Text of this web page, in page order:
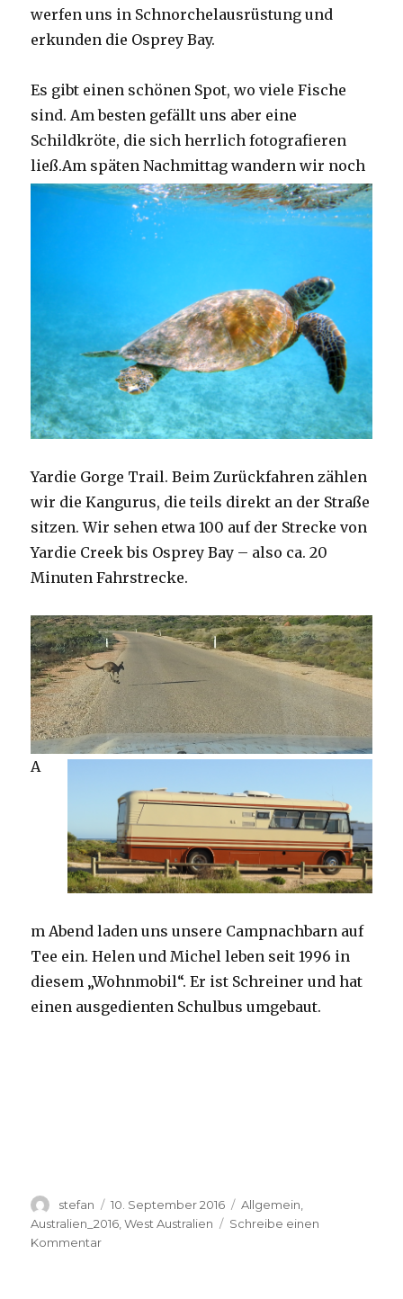
werfen uns in Schnorchelausrüstung und
erkunden die Osprey Bay.
Es gibt einen schönen Spot, wo viele Fische
sind. Am besten gefällt uns aber eine
Schildkröte, die sich herrlich fotografieren
ließ.Am späten Nachmittag wandern wir noch
Yardie Gorge Trail. Beim Zurückfahren zählen
wir die Kangurus, die teils direkt an der Straße
sitzen. Wir sehen etwa 100 auf der Strecke von
Yardie Creek bis Osprey Bay – also ca. 20
Minuten Fahrstrecke.
A
m Abend laden uns unsere Campnachbarn auf
Tee ein. Helen und Michel leben seit 1996 in
diesem „Wohnmobil“. Er ist Schreiner und hat
einen ausgedienten Schulbus umgebaut.
Autor
stefan
Veröffentlicht
am
10. September 2016 Kategorien
Allgemein
Australien_2016 ,West Australien
Schreibe einen
Kommentarzu